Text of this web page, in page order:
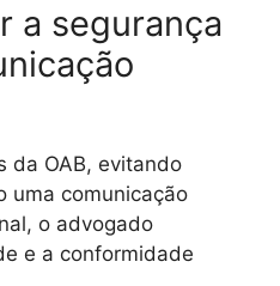
a segurança
da OAB, evitando
uma comunicação
o advogado
e a conformidade